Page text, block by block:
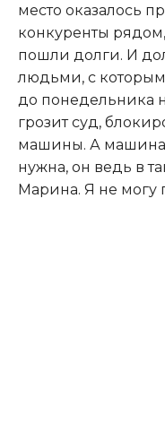
место оказалось
конкуренты
пошли долги. И
людьми, с
до понедельника
грозит суд,
машины. А машина
нужна, он ведь в
Марина. Я не могу